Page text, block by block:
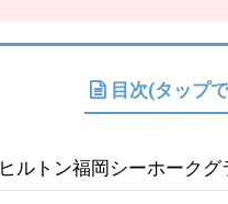
目次(タップ
ヒルトン福岡シーホーク